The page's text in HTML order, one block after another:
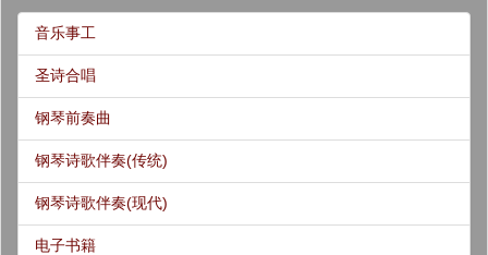
音乐事工
圣诗合唱
钢琴前奏曲
钢琴诗歌伴奏(传统)
钢琴诗歌伴奏(现代)
电子书籍